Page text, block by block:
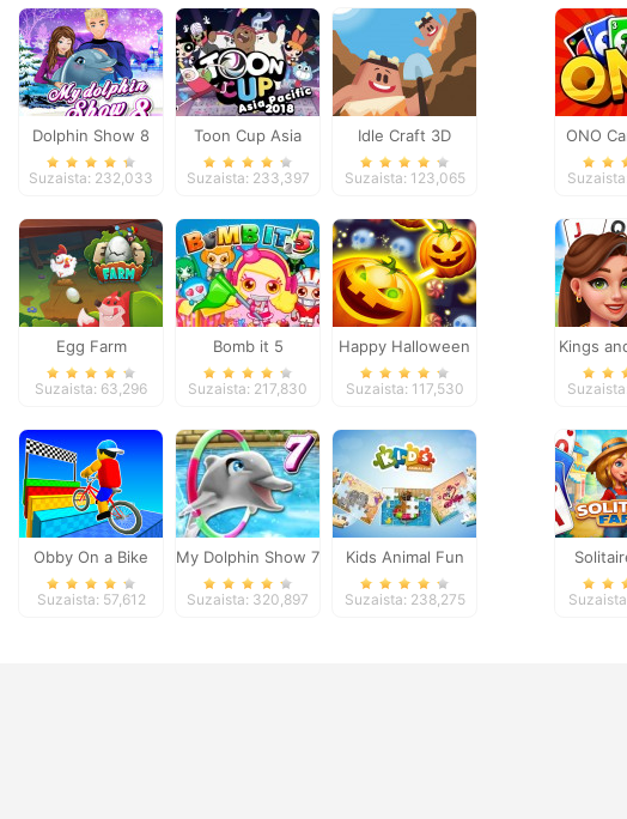
Dolphin Show 8
Suzaista: 232,033
Toon Cup Asia
Pacific 2018
Suzaista: 233,397
Idle Craft 3D
Suzaista: 123,065
Egg Farm
Suzaista: 63,296
Bomb it 5
Suzaista: 217,830
Happy Halloween
Suzaista: 117,530
Obby On a Bike
Suzaista: 57,612
My Dolphin Show 7
Suzaista: 320,897
Kids Animal Fun
Suzaista: 238,275
ONO
Kings